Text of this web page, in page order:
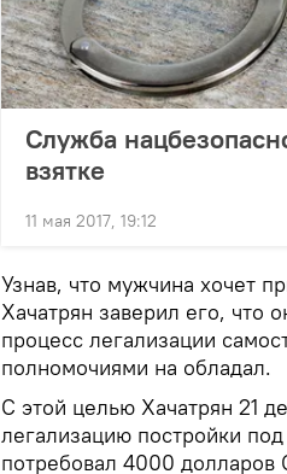
Служба
взятке
11 мая 2017, 19:12
Узнав, что мужчина хочет
Хачатрян заверил его, что
процесс легализации
полномочиями на обладал.
С этой целью Хачатрян 21
легализацию постройки
потребовал 4000